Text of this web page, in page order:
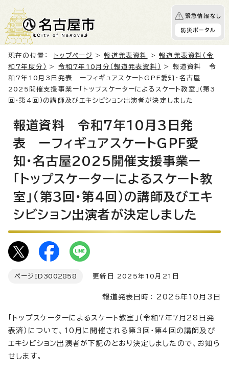
緊急情報なし
防災ポータル
現在の位置： トップページ >報道発表資料 >報道発表資料（令
和7年度分）
> 令和7年10月分（報道発表資料）
> 報道資料 令
和7年10月3日発表 ーフィギュアスケートGPF愛知・名古屋
2025開催支援事業ー「トップスケーターによるスケート教室」（第3
回・第4回）の講師及びエキシビション出演者が決定しました
報道資料 令和7年10月3日発
表 ーフィギュアスケートGPF愛
知・名古屋2025開催支援事業ー
「トップスケーターによるスケート教
室」（第3回・第4回）の講師及びエキ
シビション出演者が決定しました
ページID 3002858 更新日 2025年10月21日
報道発表日時： 2025年10月3日
「トップスケーターによるスケート教室」（令和7年7月28日発
表済）について、10月に開催される第3回・第4回の講師及び
エキシビション出演者が下記のとおり決定しましたので、お知ら
せします。